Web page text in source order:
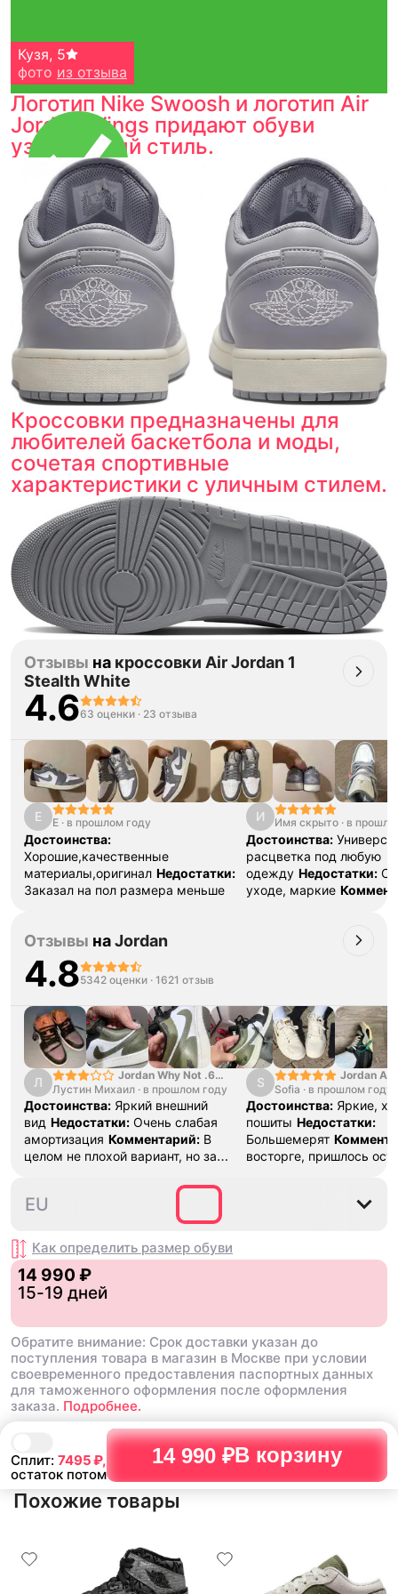
Сплит: 7495₽,
остаток потом
14 990 ₽В корзину
Тройная гарантия
оригинальности
Товар сертифицирован и опломбирован.
Проверяем на оригинальность
по 16 параметрам.
Если придёт подделка — вернём деньги
в трёхкратном размере.
Как мы провеяем товары
Кузя, 5
фото из отзыва
Логотип Nike Swoosh и логотип Air
Jordan Wings придают обуви
узнаваемый стиль.
Кроссовки предназначены для
любителей баскетбола и моды,
сочетая спортивные
характеристики с уличным стилем.
Отзывы на кроссовки Air Jordan 1
Stealth White
4.663 оценки · 23 отзыва
E E · в прошлом году
Достоинства:
Хорошие,качественные
материалы,оригинал Недостатки:
Заказал на пол размера меньше
И Имя скрыто · в
Достоинства:
расцветка под любую
одежду Недостатки:
уходе, маркие
Отзывы наJordan
4.85342 оценки · 1621 отзыв
Л
Jordan Why Not .6
"Bright Crimson" PF
Лустин Михаил · в прошлом году
Достоинства: Яркий внешний
вид Недостатки: Очень слабая
амортизация Комментарий: В
целом не плохой вариант, но за
множество других более хороших
баскетбольных кроссовок
S
Jordan Air
SE "Turf
Sofia · в прошлом году
Достоинства: Яркие,
пошиты Недостатки:
Большемерят
восторге, пришлось
42.5
EU
Как определить размер обуви
14 990 ₽
15-19 дней
Обратите внимание: Срок доставки указан до
поступления товара в магазин в Москве при условии
своевременного предоставления паспортных данных
для таможенного оформления после оформления
заказа. Подробнее.
Похожие товары